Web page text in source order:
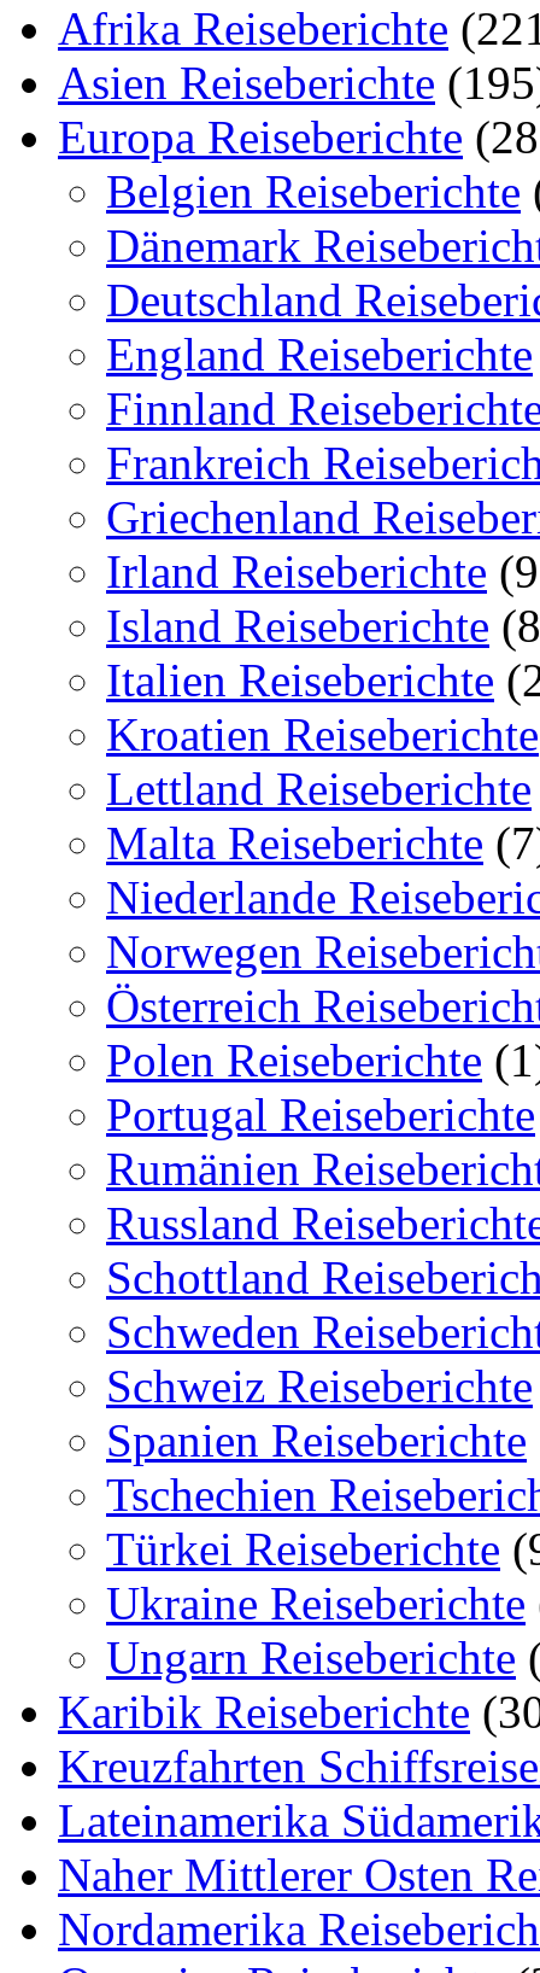
Afrika Reiseberichte
Asien Reiseberichte
Europa Reiseberichte
Belgien Reiseberichte
Dänemark
Deutschland
England Reiseberichte
Finnland
Frankreich
Griechenland
Irland Reiseberichte
Island Reiseberichte
Italien Reiseberichte
Kroatien Reiseberichte
Lettland Reiseberichte
Malta Reiseberichte
Niederlande
Norwegen
Österreich
Polen Reiseberichte
Portugal Reiseberichte
Rumänien
Russland
Schottland
Schweden
Schweiz Reiseberichte
Spanien Reiseberichte
Tschechien
Türkei Reiseberichte
Ukraine Reiseberichte
Ungarn Reiseberichte
Karibik Reiseberichte
Kreuzfahrten
Lateinamerika
Naher Mittlerer Osten
Nordamerika